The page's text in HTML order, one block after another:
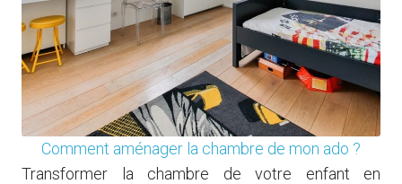
Comment aménager la chambre de mon ado ?
Transformer la chambre de votre enfant en